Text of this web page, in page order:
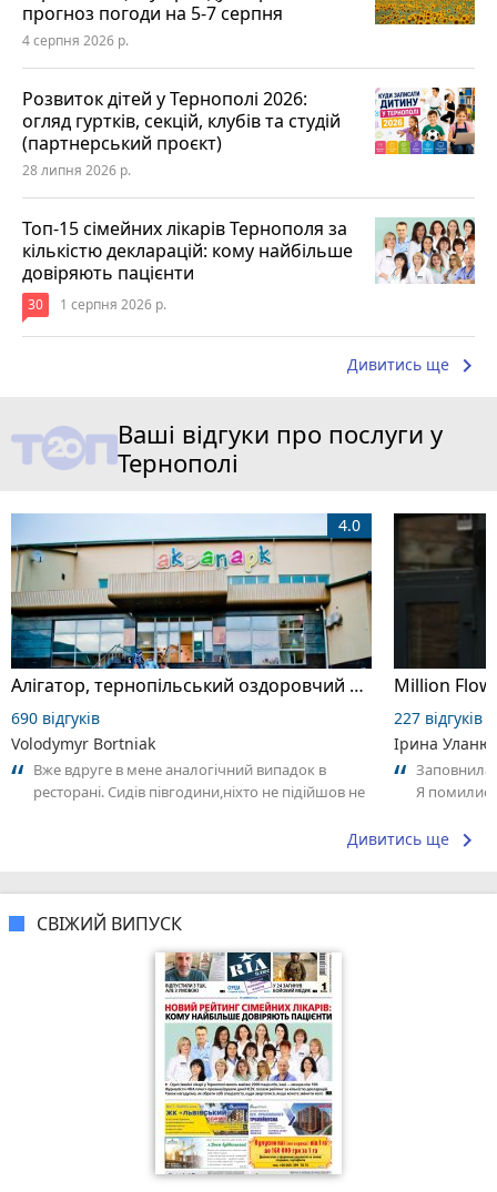
прогноз погоди на 5-7 серпня
4 серпня 2026 р.
Розвиток дітей у Тернополі 2026:
огляд гуртків, секцій, клубів та студій
(партнерський проєкт)
28 липня 2026 р.
Топ-15 сімейних лікарів Тернополя за
кількістю декларацій: кому найбільше
довіряють пацієнти
30 1 серпня 2026 р.
Дивитись ще keyboard_arrow_right
Ваші відгуки про послуги у
Тернополі
Алігатор, тернопільський оздоровчий комплекс
4.0
690 відгуків
Volodymyr Bortniak
Вже вдруге в мене аналогічний випадок в
ресторані. Сидів півгодини,ніхто не підійшов не
Million
227 відгуків
Ірина
Заповнила
Я
Дивитись ще keyboard_arrow_right
СВІЖИЙ ВИПУСК